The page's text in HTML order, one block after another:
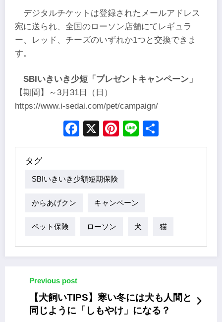
デジタルチケットは登録されたメールアドレス
宛に送られ、全国のローソン店舗にてレギュラ
ー、レッド、チーズのいずれか1つと交換できま
す。
SBIいきいき少短「プレゼントキャンペーン」
【期間】～3月31日（日）
https://www.i-sedai.com/pet/campaign/
Facebook
X Pinterest
Line
タグ
SBIいきいき少額短期保険
からあげクン キャンペーン
ペット保険 ローソン 犬 猫
Previous post
【犬飼いTIPS】寒い冬には犬も人間と
同じように「しもやけ」になる？